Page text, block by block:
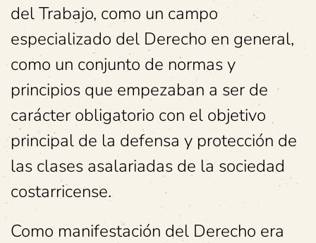
del Trabajo, como un campo
especializado del Derecho en general,
como un conjunto de normas y
principios que empezaban a ser de
carácter obligatorio con el objetivo
principal de la defensa y protección de
las clases asalariadas de la sociedad
costarricense.
Como manifestación del Derecho era